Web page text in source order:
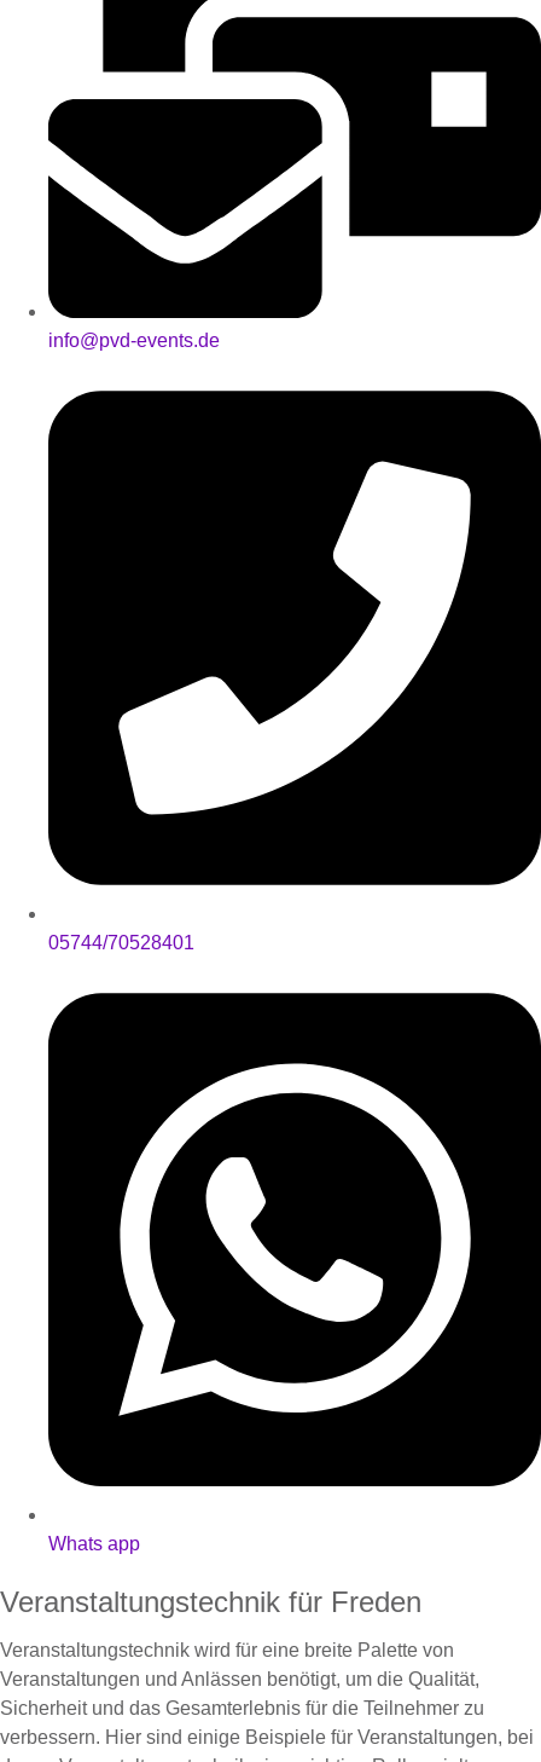
info@pvd-events.de
05744/70528401
Whats app
Veranstaltungstechnik für Freden
Veranstaltungstechnik wird für eine breite Palette von
Veranstaltungen und Anlässen benötigt, um die Qualität,
Sicherheit und das Gesamterlebnis für die Teilnehmer zu
verbessern. Hier sind einige Beispiele für Veranstaltungen, bei